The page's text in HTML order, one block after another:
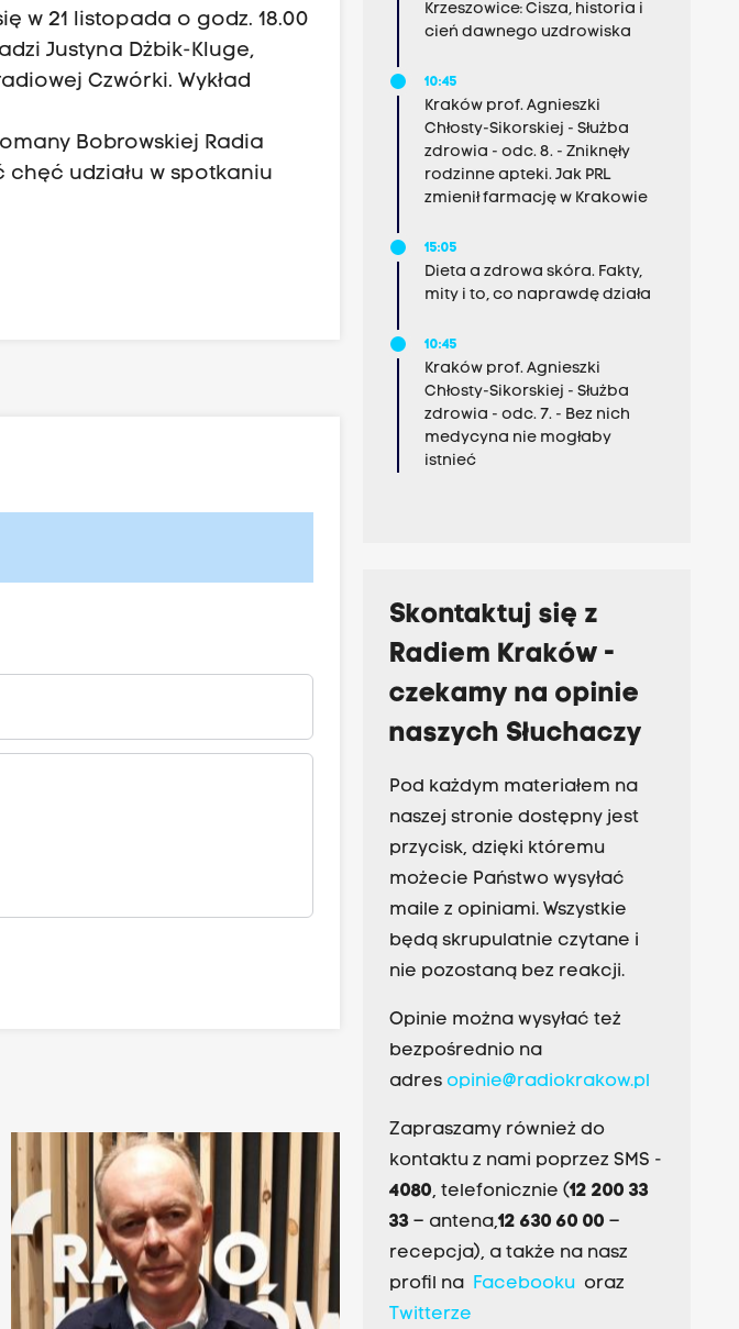
w 21 listopada o godz. 18.00
Justyna Dżbik-Kluge,
Czwórki. Wykład
Bobrowskiej Radia
chęć udziału w spotkaniu
Krzeszowice: Cisza, historia i
cień dawnego uzdrowiska
10:45
Kraków prof. Agnieszki
Chłosty-Sikorskiej - Służba
zdrowia - odc. 8. - Zniknęły
rodzinne apteki. Jak PRL
zmienił farmację w Krakowie
15:05
Dieta a zdrowa skóra. Fakty,
mity i to, co naprawdę działa
10:45
Kraków prof. Agnieszki
Chłosty-Sikorskiej - Służba
zdrowia - odc. 7. - Bez nich
medycyna nie mogłaby
istnieć
Skontaktuj się z
Radiem Kraków -
czekamy na opinie
naszych Słuchaczy
Pod każdym materiałem na
naszej stronie dostępny jest
przycisk, dzięki któremu
możecie Państwo wysyłać
maile z opiniami. Wszystkie
będą skrupulatnie czytane i
nie pozostaną bez reakcji.
Opinie można wysyłać też
bezpośrednio na
adres opinie@radiokrakow.pl
Zapraszamy również do
kontaktu z nami poprzez SMS -
4080, telefonicznie (12 200 33
33– antena,12 630 60 00 –
recepcja), a także na nasz
profil na Facebookuoraz
Twitterze